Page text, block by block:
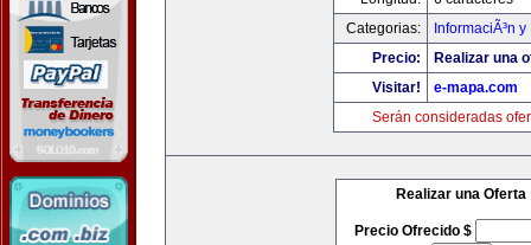
Categorias:
InformaciÃ³n
Precio:
Realizar una
Visitar!
e-mapa.com
Serán consideradas
Realizar una Oferta
Precio Ofrecido $